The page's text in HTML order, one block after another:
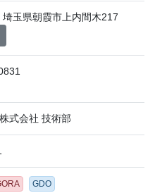
玉県朝霞市上内間木217
式会社 技術部
GDO